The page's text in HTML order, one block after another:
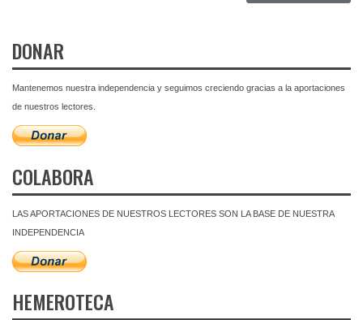
DONAR
Mantenemos nuestra independencia y seguimos creciendo gracias a la aportaciones
de nuestros lectores.
COLABORA
LAS APORTACIONES DE NUESTROS LECTORES SON LA BASE DE NUESTRA
INDEPENDENCIA
HEMEROTECA